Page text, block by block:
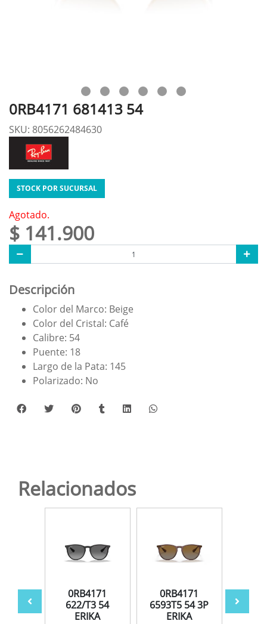
0RB4171 681413 54
SKU: 8056262484630
STOCK POR SUCURSAL
Agotado.
$ 141.900
Descripción
Color del Marco: Beige
Color del Cristal: Café
Calibre: 54
Puente: 18
Largo de la Pata: 145
Polarizado: No
Relacionados
0RB4171
622/T3 54
ERIKA
0RB4171
6593T5 54 3P
ERIKA